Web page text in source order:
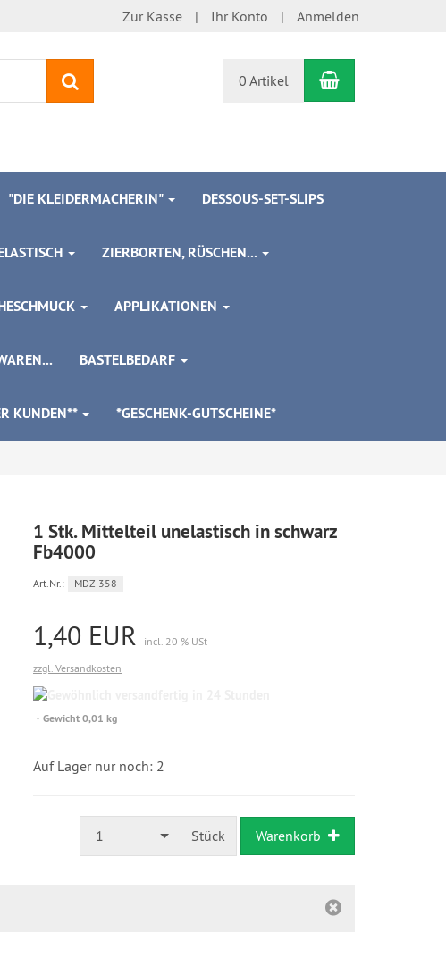
Zur Kasse Ihr Konto Anmelden
0 Artikel Warenkorb
"DIE KLEIDERMACHERIN" DESSOUS-SET-SLIPS
ZIERBORTEN, RÜSCHEN...
APPLIKATIONEN
BASTELBEDARF
KUNDEN** *GESCHENK-GUTSCHEINE*
1 Stk. Mittelteil unelastisch in schwarz
Fb4000
Art.Nr.: MDZ-358
1,40 EUR
incl. 20 % USt
zzgl. Versandkosten
Gewicht 0,01 kg
Auf Lager nur noch: 2
1 Stück Warenkorb